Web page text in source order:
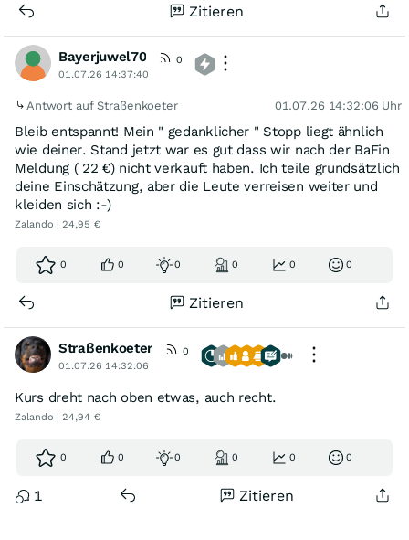
Konsumtitel ab. Tonis bleibt im Depot, da die global
agieren und das Produkt den Markt erobert. Zalando sind
halt Klamotten. Hoffe dass auch Zalando bleibt, glaube
es aber ehr nicht. Das Tagesminus ist nicht mehr weit
weg von meinem Stop.
Zitieren
Bayerjuwel70
0
01.07.26 14:37:40
Antwort auf Straßenkoeter 01.07.26 14:32:06 Uhr
Bleib entspannt! Mein " gedanklicher " Stopp liegt ähnlich
wie deiner. Stand jetzt war es gut dass wir nach der BaFin
Meldung ( 22 €) nicht verkauft haben. Ich teile grundsätzlich
deine Einschätzung, aber die Leute verreisen weiter und
kleiden sich :-)
Zalando | 24,95 €
0 0 0 0 0 0
Zitieren
Straßenkoeter
0
01.07.26 14:32:06
Kurs dreht nach oben etwas, auch recht.
Zalando | 24,94 €
0 0 0 0 0 0
1 Zitieren